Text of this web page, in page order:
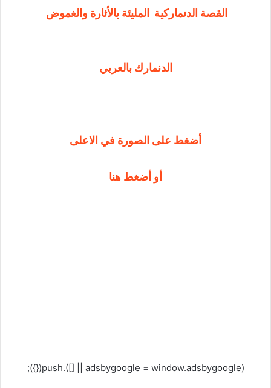
القصة الدنماركية المليئة بالأثارة والغموض
الدنمارك بالعربي
أضغط على الصورة في الاعلى
أو أضغط هنا
(adsbygoogle = window.adsbygoogle || []).push({});